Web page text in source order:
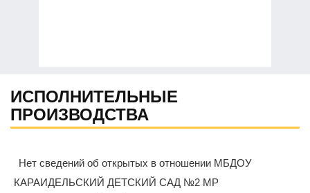
ИСПОЛНИТЕЛЬНЫЕ
ПРОИЗВОДСТВА
Нет сведений об открытых в отношении МБДОУ
КАРАИДЕЛЬСКИЙ ДЕТСКИЙ САД №2 МР